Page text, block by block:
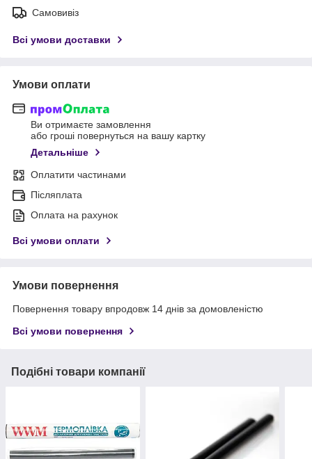
Самовивіз
Всі умови доставки
Умови оплати
Ви отримаєте замовлення
або гроші повернуться на вашу картку
Детальніше
Оплатити частинами
Післяплата
Оплата на рахунок
Всі умови оплати
Умови повернення
Повернення товару впродовж 14 днів за домовленістю
Всі умови повернення
Подібні товари компанії